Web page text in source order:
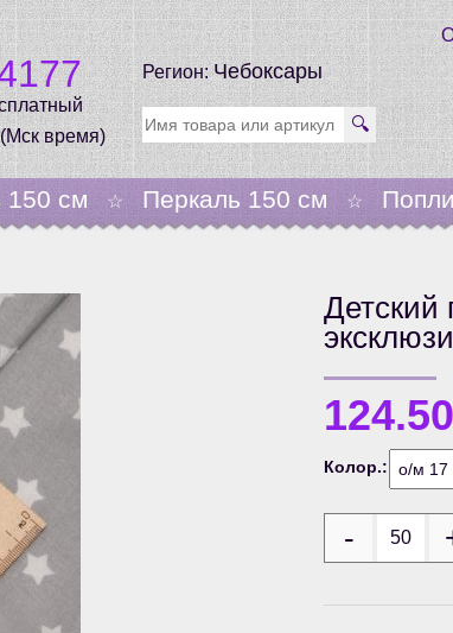
время)
Регион:Чебоксары
🔍
150 см ☆ Перкаль 150 см ☆
Детский
Колор.: